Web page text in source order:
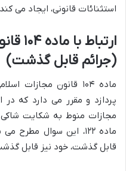
استثنائات قانونی، ایجاد می
(جرائم قابل گذشت)
ماده ۱۰۴ قانون
پردازد و مقرر می دارد که در
مجازات منوط به شکایت
ماده ۱۲۲، این سوال
قابل گذشت، خود نیز قابل